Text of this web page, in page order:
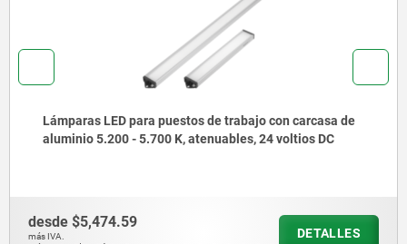
de
DETALLES
Lámparas LED para puestos de trabajo
aluminio 5.600 K, 230 voltios